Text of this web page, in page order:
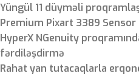
Yüngül 11 düyməli
Premium Pixart 3389 Sensor
HyperX NGenuity
fərdiləşdirmə
Rahat yan tutacaqlarla